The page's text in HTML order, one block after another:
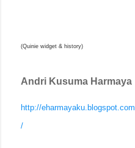
(Quinie widget & history)
Andri Kusuma Harmaya
http://eharmayaku.blogspot.com
/